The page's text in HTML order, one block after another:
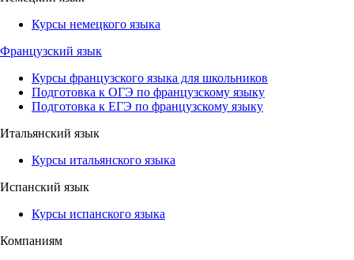
Курсы немецкого языка
Французский язык
Курсы французского языка для школьников
Подготовка к ОГЭ по французскому языку
Подготовка к ЕГЭ по французскому языку
Итальянский язык
Курсы итальянского языка
Испанский язык
Курсы испанского языка
Компаниям